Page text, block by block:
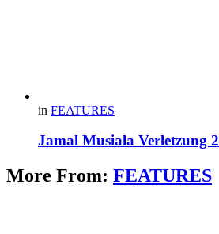
in FEATURES
Jamal Musiala Verletzung
More From: FEATURES